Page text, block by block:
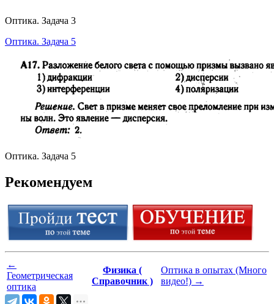
Оптика. Задача 3
Оптика. Задача 5
Оптика. Задача 5
Рекомендуем
←
Геометрическая
оптика
Физика (
Справочник )
Оптика в опытах (Много
видео!) →